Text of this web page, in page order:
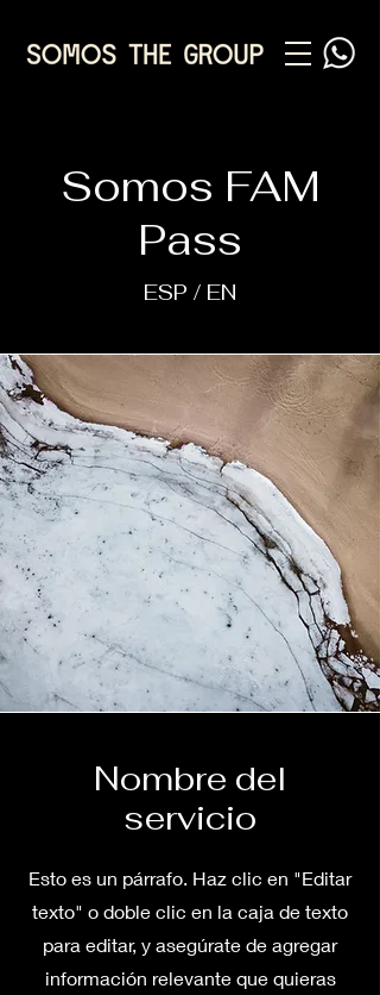
Somos FAM
Pass
ESP / EN
Nombre del
servicio
Esto es un párrafo. Haz clic en "Editar
texto" o doble clic en la caja de texto
para editar, y asegúrate de agregar
información relevante que quieras